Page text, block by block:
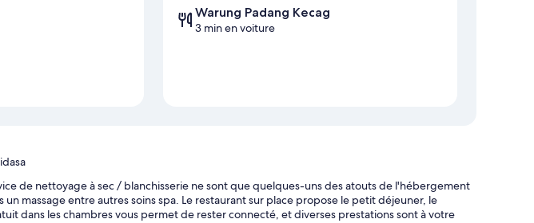
Warung Padang Kecag
3 min en voiture
de nettoyage à sec / blanchisserie ne sont que quelques-uns des atouts de l'hébergement
massage entre autres soins spa. Le restaurant sur place propose le petit déjeuner, le
dans les chambres vous permet de rester connecté, et diverses prestations sont à votre